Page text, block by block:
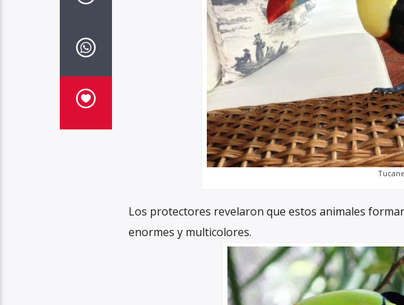
Los protectores revelaron que estos animales
enormes y multicolores.